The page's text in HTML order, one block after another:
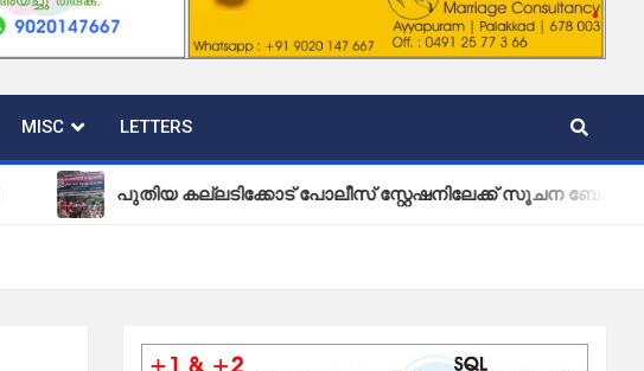
MISC LETTERS
പുതിയ കല്ലടിക്കോട് പോലീസ് സ്റ്റേഷനിലേക്ക് സൂചന ബോർഡ്